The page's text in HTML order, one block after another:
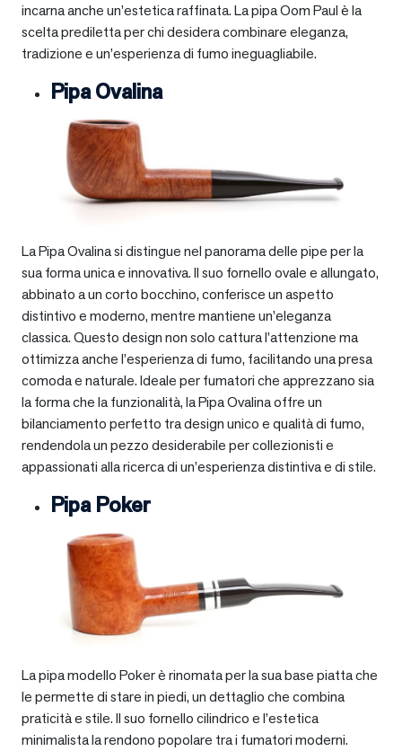
incarna anche un’estetica raffinata. La pipa Oom Paul è la
scelta prediletta per chi desidera combinare eleganza,
tradizione e un’esperienza di fumo ineguagliabile.
Pipa Ovalina
La Pipa Ovalina si distingue nel panorama delle pipe per la
sua forma unica e innovativa. Il suo fornello ovale e allungato,
abbinato a un corto bocchino, conferisce un aspetto
distintivo e moderno, mentre mantiene un’eleganza
classica. Questo design non solo cattura l’attenzione ma
ottimizza anche l’esperienza di fumo, facilitando una presa
comoda e naturale. Ideale per fumatori che apprezzano sia
la forma che la funzionalità, la Pipa Ovalina offre un
bilanciamento perfetto tra design unico e qualità di fumo,
rendendola un pezzo desiderabile per collezionisti e
appassionati alla ricerca di un’esperienza distintiva e di stile.
Pipa Poker
La pipa modello Poker è rinomata per la sua base piatta che
le permette di stare in piedi, un dettaglio che combina
praticità e stile. Il suo fornello cilindrico e l’estetica
minimalista la rendono popolare tra i fumatori moderni.